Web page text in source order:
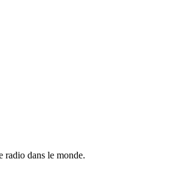
radio dans le monde.